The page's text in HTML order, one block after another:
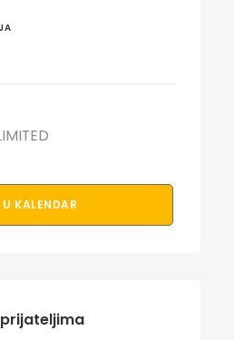
KALENDAR